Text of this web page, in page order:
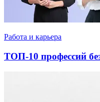
Работа и карьера
ТОП-10 профессий